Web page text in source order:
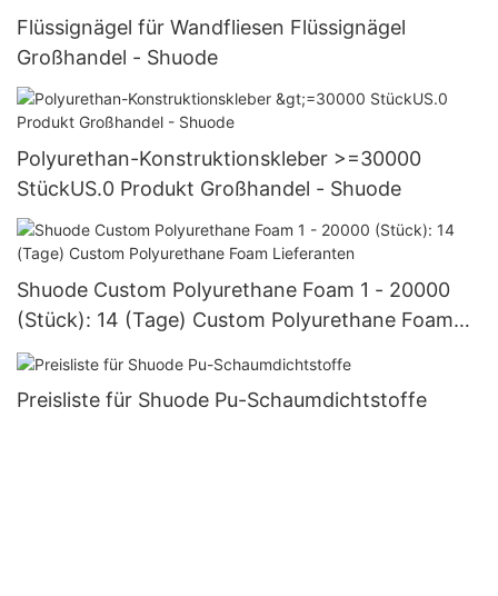
Flüssignägel für Wandfliesen Flüssignägel
Großhandel - Shuode
Polyurethan-Konstruktionskleber >=30000
StückUS.0 Produkt Großhandel - Shuode
Shuode Custom Polyurethane Foam 1 - 20000
(Stück): 14 (Tage) Custom Polyurethane Foam
Lieferanten
Preisliste für Shuode Pu-Schaumdichtstoffe